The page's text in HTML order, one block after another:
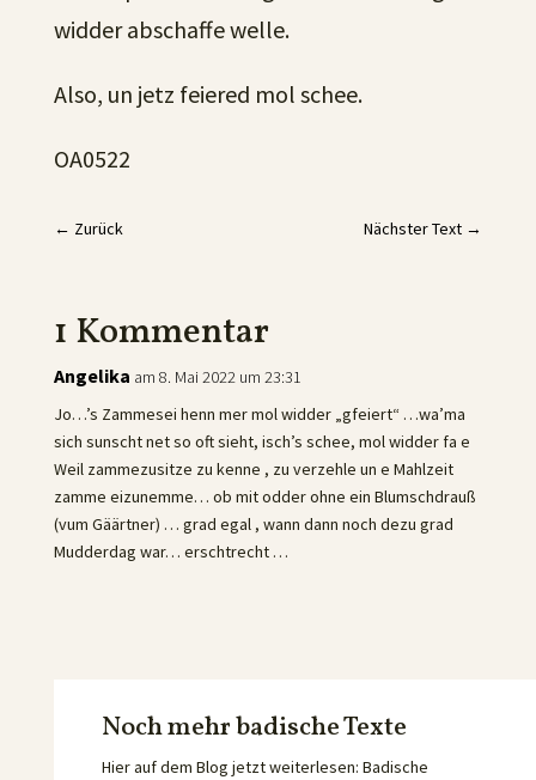
widder abschaffe welle.
Also, un jetz feiered mol schee.
OA0522
← Zurück Nächster Text →
1 Kommentar
Angelika am 8. Mai 2022 um 23:31
Jo…’s Zammesei henn mer mol widder „gfeiert“ …wa’ma
sich sunscht net so oft sieht, isch’s schee, mol widder fa e
Weil zammezusitze zu kenne , zu verzehle un e Mahlzeit
zamme eizunemme… ob mit odder ohne ein Blumschdrauß
(vum Gäärtner) … grad egal , wann dann noch dezu grad
Mudderdag war… erschtrecht …
Noch mehr badische Texte
Hier auf dem Blog jetzt weiterlesen: Badische